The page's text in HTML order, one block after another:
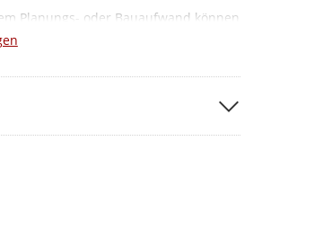
Planungs- oder Bauaufwand können